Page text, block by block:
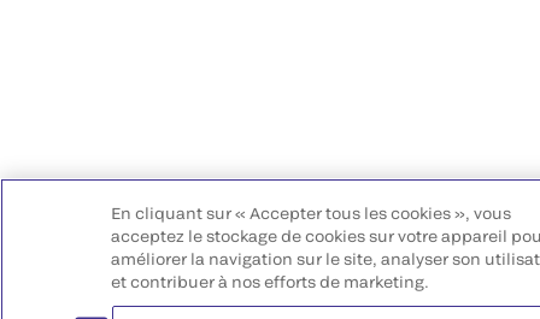
En cliquant sur « Accepter tous les cookies », vous
acceptez le stockage de cookies sur votre appareil
améliorer la navigation sur le site, analyser son
et contribuer à nos efforts de marketing.